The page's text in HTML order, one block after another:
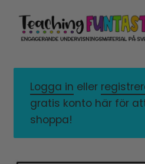
Hoppa
till
navigering
Gå
till
innehåll
MITT KONTO
GRATISMATERIAL
Logga in eller
gratis konto här för
shoppa!